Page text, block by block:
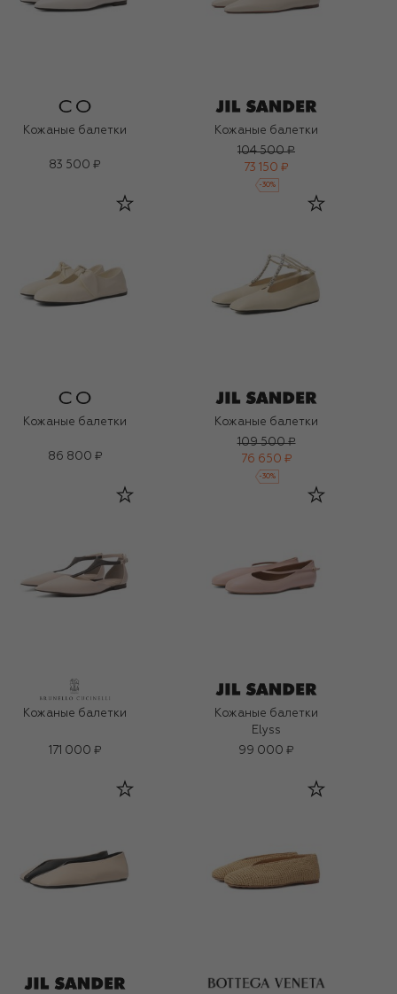
Кожаные балетки
83 500 ₽
Кожаные балетки
104 500 ₽
73 150 ₽
-30%
Кожаные балетки
86 800 ₽
Кожаные балетки
109 500 ₽
76 650 ₽
-30%
Кожаные балетки
171 000 ₽
Кожаные балетки
Elyss
99 000 ₽